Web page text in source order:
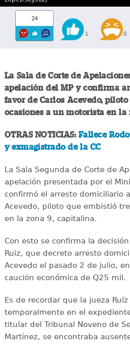
24
1 0
La Sala de Corte de
apelación del MP y confirma
favor de Carlos Acevedo,
ocasiones a un motorista en la
OTRAS NOTICIAS: Fallece
y exmagistrado de la CC
La Sala Segunda de Corte de
apelación presentada por el
confirmó el arresto domiciliario
Acevedo, piloto que embistió
en la zona 9, capitalina.
Con esto se confirma la
Ruiz, que decreto arresto
Acevedo el pasado 2 de julio,
caución económica de Q25 mil.
Es de recordar que la jueza
temporalmente en el
titular del Tribunal Noveno de
Martínez, se encontraba